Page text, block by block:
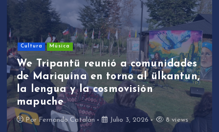
al ülkantun,
2026 8 views
Sin categoría
We Tripantü y
estudiantes de
participaron en
de revitalización
través de la música
Por Fernando Catalán